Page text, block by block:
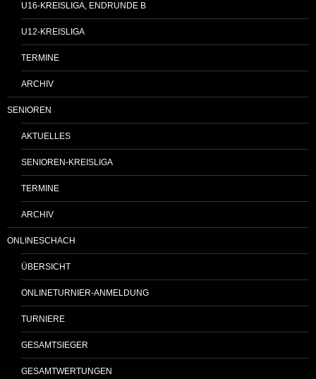
U16-KREISLIGA, ENDRUNDE B
U12-KREISLIGA
TERMINE
ARCHIV
SENIOREN
AKTUELLES
SENIOREN-KREISLIGA
TERMINE
ARCHIV
ONLINESCHACH
ÜBERSICHT
ONLINETURNIER-ANMELDUNG
TURNIERE
GESAMTSIEGER
GESAMTWERTUNGEN